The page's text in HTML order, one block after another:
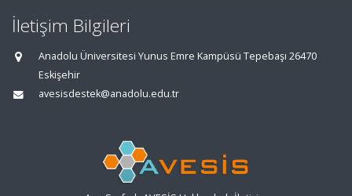
İletişim Bilgileri
Anadolu Üniversitesi Yunus Emre Kampüsü Tepebaşı 26470
Eskişehir
avesisdestek@anadolu.edu.tr